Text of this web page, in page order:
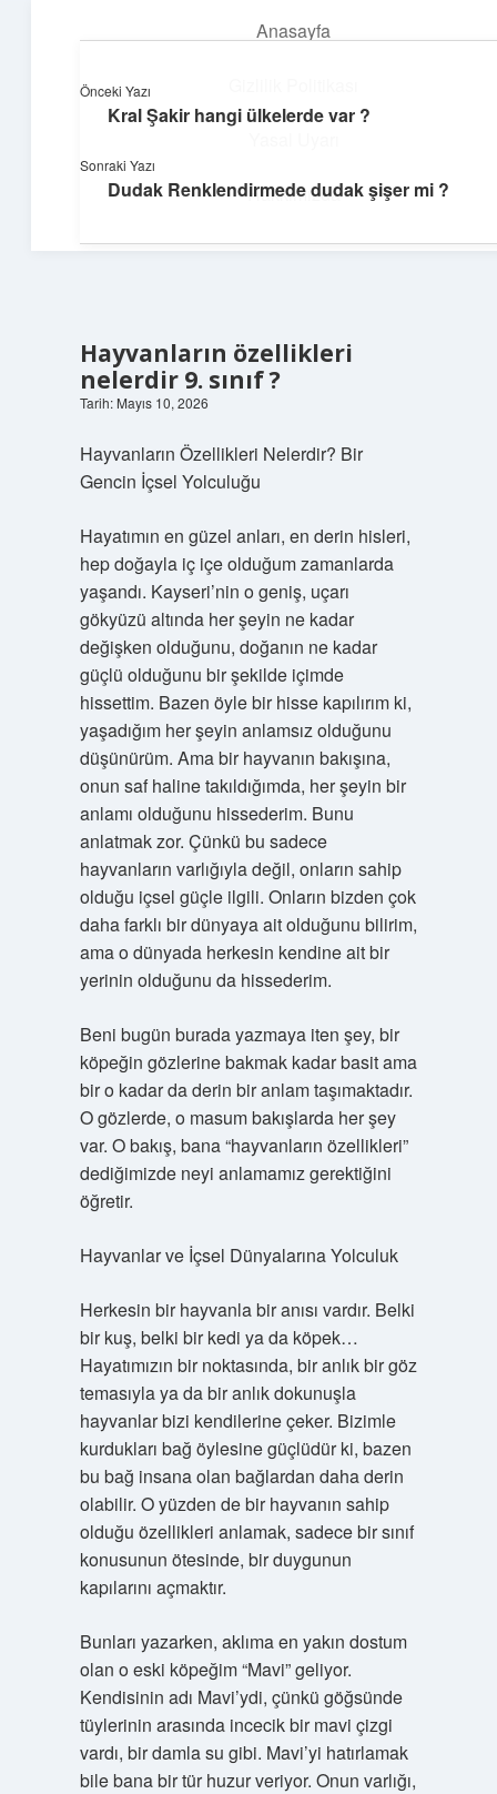
Anasayfa
Hakkımızda
Huzurlu Yaşam Tüyoları
Hayatına ferahlık katan öneriler!
Hayvanların özellikleri
nelerdir 9. sınıf ?
Tarih: Mayıs 10, 2026
Hayvanların Özellikleri Nelerdir? Bir
Gencin İçsel Yolculuğu
Hayatımın en güzel anları, en derin hisleri,
hep doğayla iç içe olduğum zamanlarda
yaşandı. Kayseri’nin o geniş, uçarı
gökyüzü altında her şeyin ne kadar
değişken olduğunu, doğanın ne kadar
güçlü olduğunu bir şekilde içimde
hissettim. Bazen öyle bir hisse kapılırım ki,
yaşadığım her şeyin anlamsız olduğunu
düşünürüm. Ama bir hayvanın bakışına,
onun saf haline takıldığımda, her şeyin bir
anlamı olduğunu hissederim. Bunu
anlatmak zor. Çünkü bu sadece
hayvanların varlığıyla değil, onların sahip
olduğu içsel güçle ilgili. Onların bizden çok
daha farklı bir dünyaya ait olduğunu bilirim,
ama o dünyada herkesin kendine ait bir
yerinin olduğunu da hissederim.
Beni bugün burada yazmaya iten şey, bir
köpeğin gözlerine bakmak kadar basit ama
bir o kadar da derin bir anlam taşımaktadır.
O gözlerde, o masum bakışlarda her şey
var. O bakış, bana “hayvanların özellikleri”
dediğimizde neyi anlamamız gerektiğini
öğretir.
Hayvanlar ve İçsel Dünyalarına Yolculuk
Herkesin bir hayvanla bir anısı vardır. Belki
bir kuş, belki bir kedi ya da köpek…
Hayatımızın bir noktasında, bir anlık bir göz
temasıyla ya da bir anlık dokunuşla
hayvanlar bizi kendilerine çeker. Bizimle
kurdukları bağ öylesine güçlüdür ki, bazen
bu bağ insana olan bağlardan daha derin
olabilir. O yüzden de bir hayvanın sahip
olduğu özellikleri anlamak, sadece bir sınıf
konusunun ötesinde, bir duygunun
kapılarını açmaktır.
Bunları yazarken, aklıma en yakın dostum
olan o eski köpeğim “Mavi” geliyor.
Kendisinin adı Mavi’ydi, çünkü göğsünde
tüylerinin arasında incecik bir mavi çizgi
vardı, bir damla su gibi. Mavi’yi hatırlamak
bile bana bir tür huzur veriyor. Onun varlığı,
Önceki Yazı
Kral Şakir hangi ülkelerde var ?
Sonraki Yazı
Dudak Renklendirmede dudak şişer mi ?